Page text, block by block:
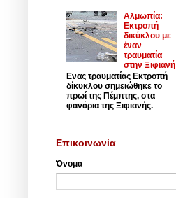
Αλμωπία:
Εκτροπή
δικύκλου με
έναν
τραυματία
στην Ξιφιανή
Ενας τραυματίας Εκτροπή
δίκυκλου σημειώθηκε το
πρωί της Πέμπτης, στα
φανάρια της Ξιφιανής.
Επικοινωνία
Όνομα